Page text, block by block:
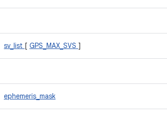
sv_list [ GPS_MAX_SVS ]
ephemeris_mask